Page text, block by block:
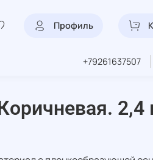
Профиль
+79261637507
2,4